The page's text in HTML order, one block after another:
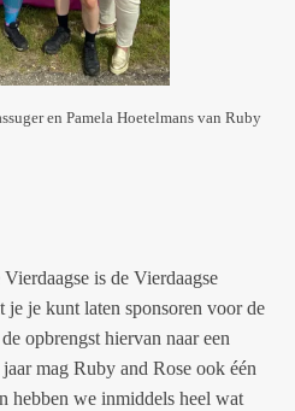
en Pamela Hoetelmans van Ruby
is de Vierdaagse
je kunt laten sponsoren voor de
opbrengst hiervan naar een
mag Ruby and Rose ook één
hebben we inmiddels heel wat